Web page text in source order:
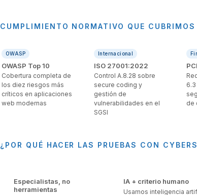
CUMPLIMIENTO NORMATIVO QUE CUBRIMOS
OWASP
OWASP Top 10
Cobertura completa de
los diez riesgos más
críticos en aplicaciones
web modernas
Internacional
ISO 27001:2022
Control A.8.28 sobre
secure coding y
gestión de
vulnerabilidades en el
SGSI
de
¿POR QUÉ HACER LAS PRUEBAS CON
Especialistas, no
herramientas
IA + criterio humano
Usamos inteligencia